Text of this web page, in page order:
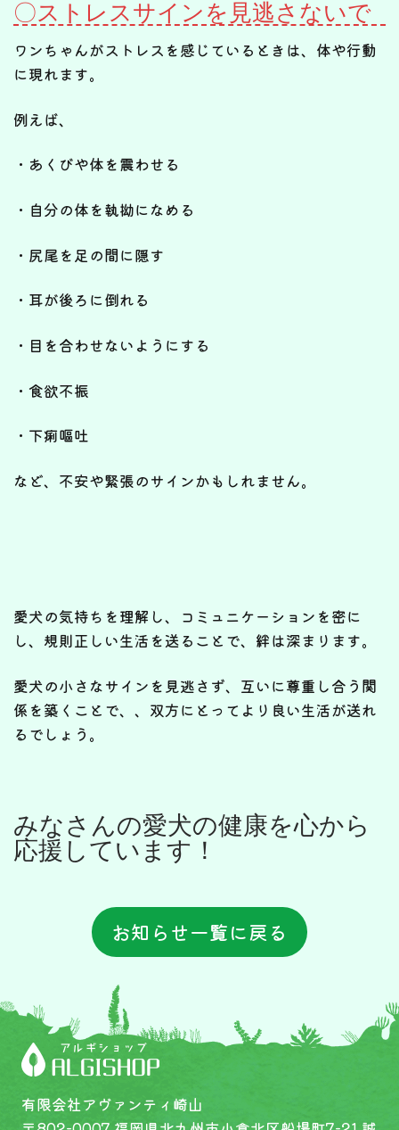
〇ストレスサインを見逃さないで
ワンちゃんがストレスを感じているときは、体や行動
に現れます。
例えば、
・あくびや体を震わせる
・自分の体を執拗になめる
・尻尾を足の間に隠す
・耳が後ろに倒れる
・目を合わせないようにする
・食欲不振
・下痢嘔吐
など、不安や緊張のサインかもしれません。
愛犬の気持ちを理解し、コミュニケーションを密に
し、規則正しい生活を送ることで、絆は深まります。
愛犬の小さなサインを見逃さず、互いに尊重し合う関
係を築くことで、、双方にとってより良い生活が送れ
るでしょう。
みなさんの愛犬の健康を心から
応援しています！
お知らせ一覧に戻る
有限会社アヴァンティ崎山